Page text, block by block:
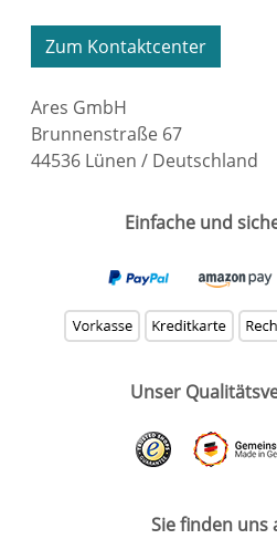
Zum Kontaktcenter
Ares GmbH
Brunnenstraße 67
44536 Lünen / Deutschland
Einfache und
Unser
Sie finden uns